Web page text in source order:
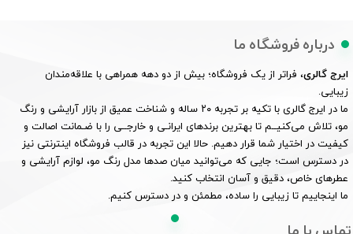
درباره فروشگاه ما
ایرج گالری، فراتر از یک فروشگاه؛ بیش از دو دهه همراهی با علاقه‌مندان
زیبایی.
ما در ایرج گالری با تکیه بر تجربه ۲۰ ساله و شناخت عمیق از بازار آرایشی و رنگ
مو، تلاش می‌کنیــم تا بهترین برندهای ایرانـی و خارجــی را با ضـمانت اصالت و
کیفیت در اختیار شما قرار دهیم. حالا این تجربه در قالب فروشگاه اینترنتی نیز
در دسترس است؛ جایی که می‌توانید میان صدها مدل رنگ مو، لوازم آرایشی و
عطرهای خاص، دقیق و آسان انتخاب کنید.
ما اینجاییم تا زیبایی را ساده، مطمئن و در دسترس کنیم.